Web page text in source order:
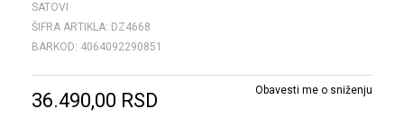
SATOVI
ŠIFRA ARTIKLA: DZ4668
BARKOD: 4064092290851
36.490,00 RSD Obavesti me o sniženju